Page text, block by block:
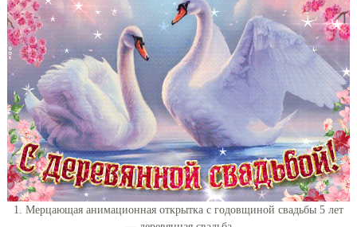
1. Мерцающая анимационная открытка с годовщиной свадьбы 5 лет